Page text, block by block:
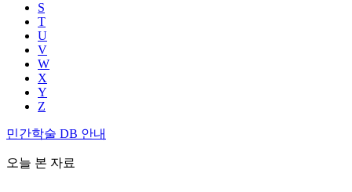
S
T
U
V
W
X
Y
Z
민간학술 DB 안내
오늘 본 자료